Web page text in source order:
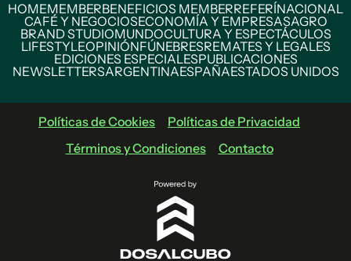
HOMEMEMBERBENEFICIOS MEMBERREFERÍNACIONAL
CAFÉ Y NEGOCIOSECONOMÍA Y EMPRESASAGRO
BRAND STUDIOMUNDOCULTURA Y ESPECTÁCULOS
LIFESTYLEOPINIÓNFÚNEBRESREMATES Y LEGALES
EDICIONES ESPECIALESPUBLICACIONES
NEWSLETTERSARGENTINAESPAÑAESTADOS UNIDOS
Políticas de Cookies
Políticas de Privacidad
Términos y Condiciones
Contacto